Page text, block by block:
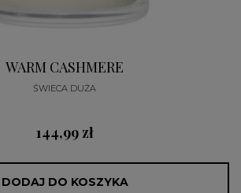
WARM CASHMERE
ŚWIECA DUŻA
144,99 zł
DODAJ DO KOSZYKA